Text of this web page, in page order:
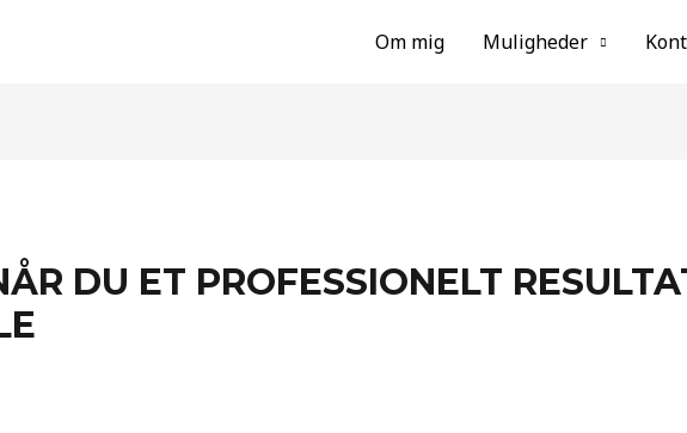
Om mig Muligheder
DU ET PROFESSIONELT